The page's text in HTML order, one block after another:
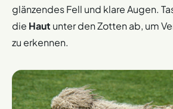
glänzendes Fell und klare Augen.
die Haut unter den Zotten ab, um
zu erkennen.